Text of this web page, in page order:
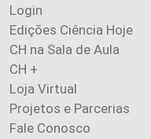
Login
Edições Ciência Hoje
CH na Sala de Aula
CH +
Loja Virtual
Projetos e Parcerias
Fale Conosco